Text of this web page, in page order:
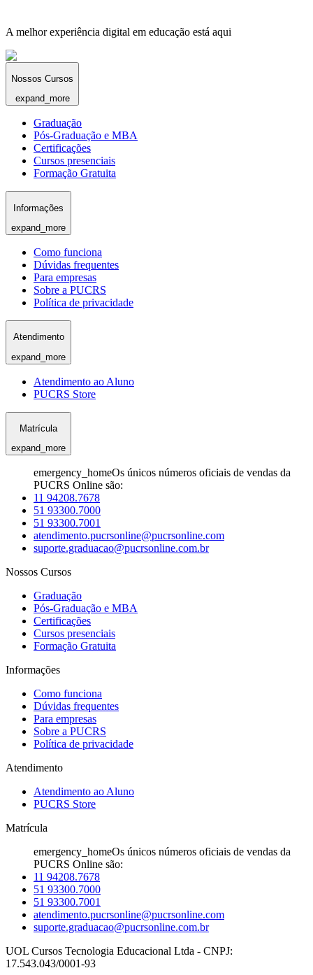
A melhor experiência digital em educação está aqui
Nossos Cursos
expand_more
Graduação
Pós-Graduação e MBA
Certificações
Cursos presenciais
Formação Gratuita
Informações
expand_more
Como funciona
Dúvidas frequentes
Para empresas
Sobre a PUCRS
Política de privacidade
Atendimento
expand_more
Atendimento ao Aluno
PUCRS Store
Matrícula
expand_more
emergency_homeOs únicos números oficiais de vendas da
PUCRS Online são:
11 94208.7678
51 93300.7000
51 93300.7001
atendimento.pucrsonline@pucrsonline.com
suporte.graduacao@pucrsonline.com.br
Nossos Cursos
Graduação
Pós-Graduação e MBA
Certificações
Cursos presenciais
Formação Gratuita
Informações
Como funciona
Dúvidas frequentes
Para empresas
Sobre a PUCRS
Política de privacidade
Atendimento
Atendimento ao Aluno
PUCRS Store
Matrícula
emergency_homeOs únicos números oficiais de vendas da
PUCRS Online são:
11 94208.7678
51 93300.7000
51 93300.7001
atendimento.pucrsonline@pucrsonline.com
suporte.graduacao@pucrsonline.com.br
UOL Cursos Tecnologia Educacional Ltda - CNPJ:
17.543.043/0001-93